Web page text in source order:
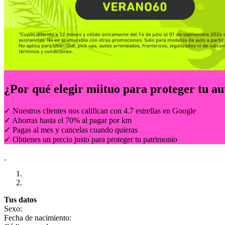
¿Por qué elegir miituo para proteger tu
✓ Nuestros clientes nos califican con 4.7 estrellas en Google
✓ Ahorras hasta el 70% al pagar por km
✓ Pagas al mes y cancelas cuando quieras
✓ Obtienes un precio justo para proteger tu patrimonio
Tus datos
Sexo:
Fecha de nacimiento: